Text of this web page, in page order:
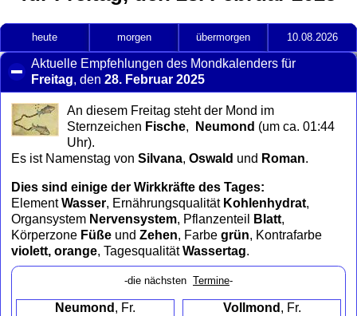
heute morgen übermorgen 10.08.2026
Aktuelle Empfehlungen des Mondkalenders für
Freitag, den28. Februar 2025
to
collapse
contents
An diesem Freitag steht der Mond im
Sternzeichen Fische, Neumond (um ca. 01:44
Uhr).
Es ist Namenstag von Silvana, Oswald und Roman.
Dies sind einige der Wirkkräfte des Tages:
ElementWasser, Ernährungsqualität Kohlenhydrat,
Organsystem Nervensystem, Pflanzenteil Blatt,
Körperzone Füße und Zehen, Farbe grün, Kontrafarbe
violett, orange, TagesqualitätWassertag.
-die nächsten Termine-
Neumond , Fr.
Vollmond , Fr.